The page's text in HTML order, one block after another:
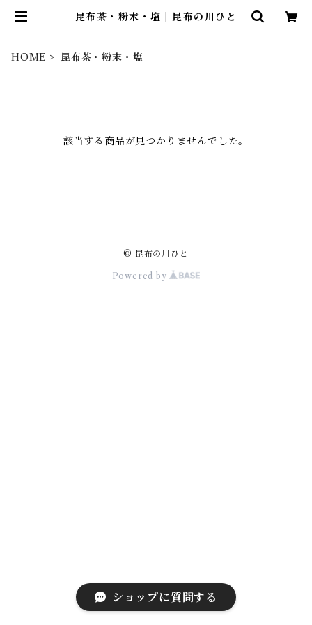
昆布茶・粉末・塩 | 昆布の川ひと
HOME 昆布茶・粉末・塩
該当する商品が見つかりませんでした。
© 昆布の川ひと
Powered by
ショップに質問する